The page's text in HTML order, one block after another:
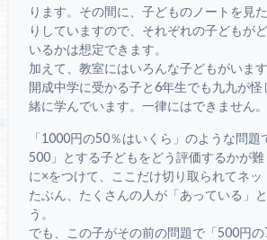
ります。その間に、子どものノートを見
りしていますので、それぞれの子どもが
いるかは想定できます。
加えて、教室にはいろんな子どもがいま
開成中学に受かる子と6年生でも九九が
緒に学んでいます。一律にはできません。
「1000円の50％はいくら」のような問題
500」とする子どもをどう評価するかが
に×をつけて、ここだけ切り取られてネッ
たぶん、たくさんの人が「あっている」
う。
でも、この子がその前の問題で「500円